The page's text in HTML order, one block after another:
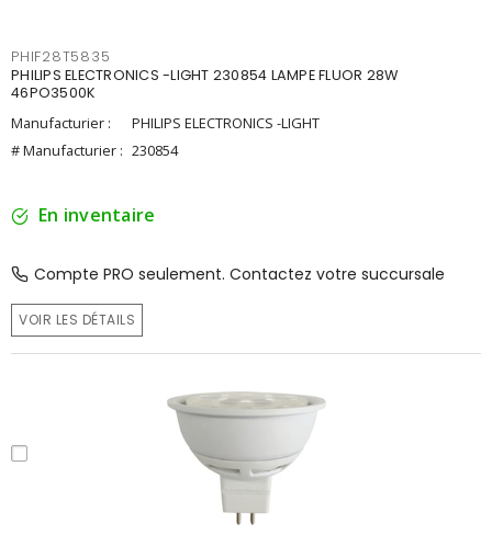
PHIF28T5835
PHILIPS ELECTRONICS -LIGHT 230854 LAMPE FLUOR 28W
46PO3500K
Manufacturier :
PHILIPS ELECTRONICS -LIGHT
# Manufacturier : 230854
En inventaire
Compte PRO seulement. Contactez votre succursale
VOIR LES DÉTAILS